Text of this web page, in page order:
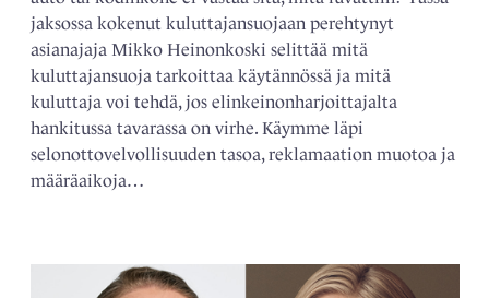
jaksossa kokenut kuluttajansuojaan perehtynyt
asianajaja Mikko Heinonkoski selittää mitä
kuluttajansuoja tarkoittaa käytännössä ja mitä
kuluttaja voi tehdä, jos elinkeinonharjoittajalta
hankitussa tavarassa on virhe. Käymme läpi
selonottovelvollisuuden tasoa, reklamaation muotoa ja
määräaikoja…